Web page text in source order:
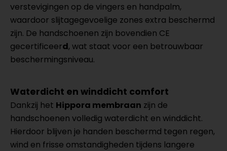
verstevigingen op de vingers en handpalm,
waardoor slijtagegevoelige zones extra beschermd
zijn. De handschoenen zijn bovendien CE
gecertificeerd, wat staat voor een betrouwbaar
beschermingsniveau.
Waterdicht en winddicht comfort
Dankzij het Hippora membraan zijn de
handschoenen volledig waterdicht en winddicht.
Hierdoor blijven je handen beschermd tegen regen,
wind en frisse omstandigheden tijdens langere